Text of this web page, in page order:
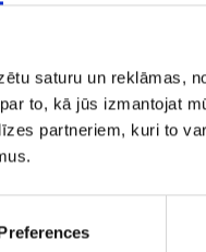
saturu un reklāmas,
to, kā jūs izmantojat
partneriem, kuri to
un Google
Dr. Sergejs
un esošos
individuālas
lieliem
budžetu.